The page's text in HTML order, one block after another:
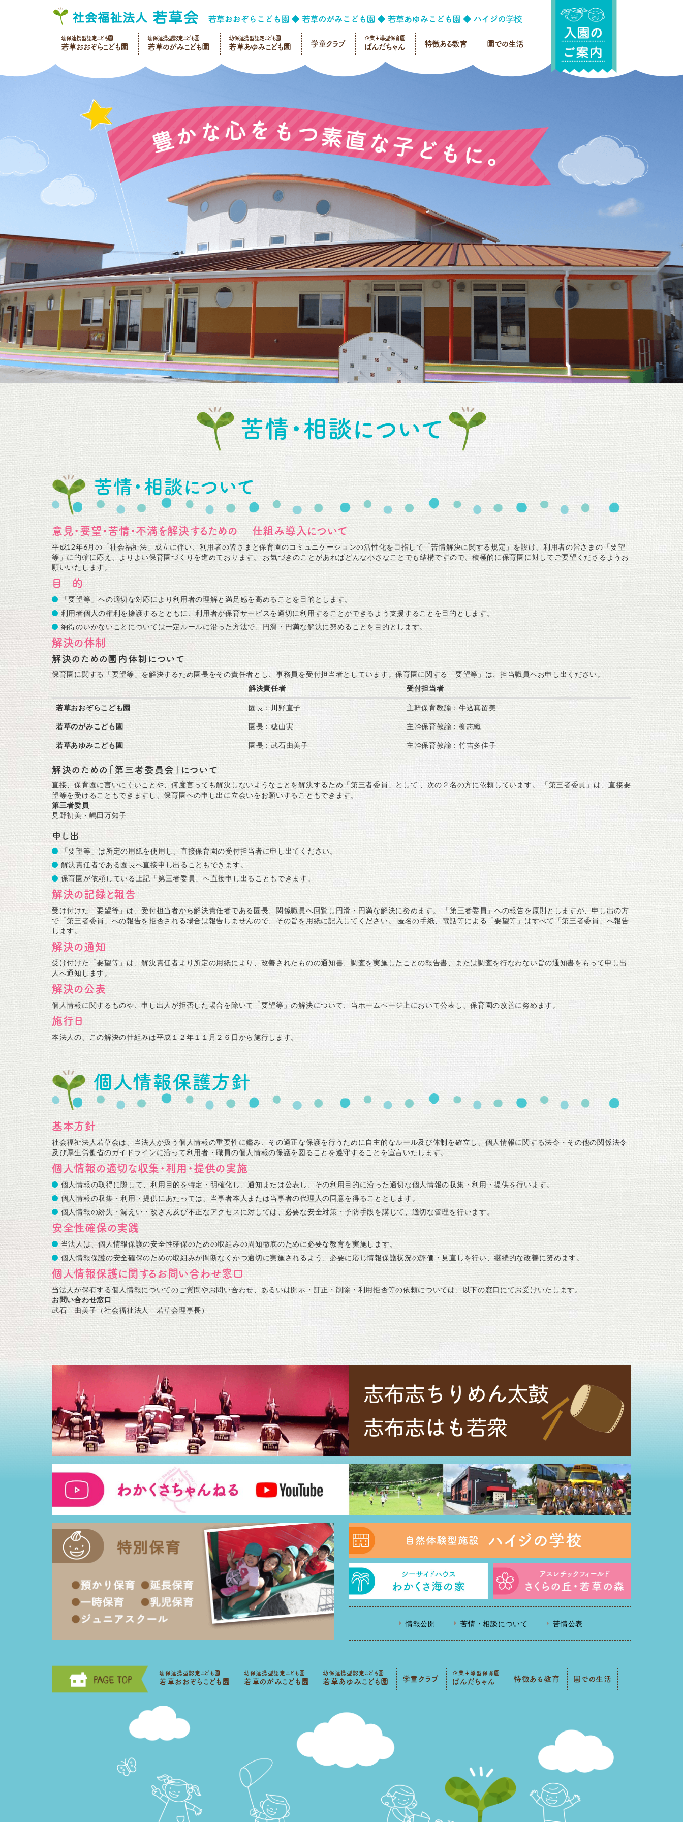
幼保連携型認定こども園
若草おおぞらこども園
幼保連携型認定こども園
若草のがみこども園
幼保連携型認定こども園
若草あゆみこども園 学童クラブ
企業主導型保育園
ぱんだちゃん 特徴ある教育 園での生活
苦情・相談について
苦情・相談について
意見・要望・苦情・不満を解決するための 仕組み導入について
平成12年6月の「社会福祉法」成立に伴い、利用者の皆さまと保育園のコミュニケーションの活性化を目指して「苦情解決に関する規定」を設け、利用者の皆さまの「要望
等」に的確に応え、よりよい保育園づくりを進めております。 お気づきのことがあればどんな小さなことでも結構ですので、積極的に保育園に対してご要望くださるようお
願いいたします。
目 的
「要望等」への適切な対応により利用者の理解と満足感を高めることを目的とします。
利用者個人の権利を擁護するとともに、利用者が保育サービスを適切に利用することができるよう支援することを目的とします。
納得のいかないことについては一定ルールに沿った方法で、円滑・円満な解決に努めることを目的とします。
解決の体制
解決のための園内体制について
保育園に関する「要望等」を解決するため園長をその責任者とし、事務員を受付担当者としています。保育園に関する「要望等」は、担当職員へお申し出ください。
解決責任者
受付担当者
若草おおぞらこども園 園長：川野直子 主幹保育教諭：牛込真留美
若草のがみこども園 園長：穂山実 主幹保育教諭：柳志織
若草あゆみこども園 園長：武石由美子 主幹保育教諭：竹吉多佳子
解決のための「第三者委員会」について
直接、保育園に言いにくいことや、何度言っても解決しないようなことを解決するため「第三者委員」として 、次の２名の方に依頼しています。 「第三者委員」は、直接要
望等を受けることもできますし、保育園への申し出に立会いをお願いすることもできます。
第三者委員
見野初美・嶋田万知子
申し出
「要望等」は所定の用紙を使用し、直接保育園の受付担当者に申し出てください。
解決責任者である園長へ直接申し出ることもできます。
保育園が依頼している上記「第三者委員」へ直接申し出ることもできます。
解決の記録と報告
受け付けた「要望等」は、受付担当者から解決責任者である園長、関係職員へ回覧し円滑・円満な解決に努めます。 「第三者委員」への報告を原則としますが、申し出の方
で「第三者委員」への報告を拒否される場合は報告しませんので、その旨を用紙に記入してください。 匿名の手紙、電話等による「要望等」はすべて「第三者委員」へ報告
します。
解決の通知
受け付けた「要望等」は、解決責任者より所定の用紙により、改善されたものの通知書、調査を実施したことの報告書、または調査を行なわない旨の通知書をもって申し出
人へ通知します。
解決の公表
個人情報に関するものや、申し出人が拒否した場合を除いて「要望等」の解決について、当ホームページ上において公表し、保育園の改善に努めます。
施行日
本法人の、この解決の仕組みは平成１２年１１月２６日から施行します。
個人情報保護方針
基本方針
社会福祉法人若草会は、当法人が扱う個人情報の重要性に鑑み、その適正な保護を行うために自主的なルール及び体制を確立し、個人情報に関する法令・その他の関係法令
及び厚生労働省のガイドラインに沿って利用者・職員の個人情報の保護を図ることを遵守することを宣言いたします。
個人情報の適切な収集・利用・提供の実施
個人情報の取得に際して、利用目的を特定・明確化し、通知または公表し、その利用目的に沿った適切な個人情報の収集・利用・提供を行います。
個人情報の収集・利用・提供にあたっては、当事者本人または当事者の代理人の同意を得ることとします。
個人情報の紛失・漏えい・改ざん及び不正なアクセスに対しては、必要な安全対策・予防手段を講じて、適切な管理を行います。
安全性確保の実践
当法人は、個人情報保護の安全性確保のための取組みの周知徹底のために必要な教育を実施します。
個人情報保護の安全確保のための取組みが間断なくかつ適切に実施されるよう、必要に応じ情報保護状況の評価・見直しを行い、継続的な改善に努めます。
個人情報保護に関するお問い合わせ窓口
当法人が保有する個人情報についてのご質問やお問い合わせ、あるいは開示・訂正・削除・利用拒否等の依頼については、以下の窓口にてお受けいたします。
お問い合わせ窓口
武石 由美子（社会福祉法人 若草会理事長）
情報公開 苦情・相談について 苦情公表
幼保連携型認定こども園
若草おおぞらこども園
幼保連携型認定こども園
若草のがみこども園
幼保連携型認定こども園
若草あゆみこども園 学童クラブ
企業主導型保育園
ぱんだちゃん 特徴ある教育 園での生活